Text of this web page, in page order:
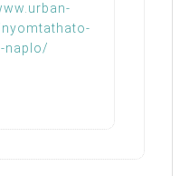
naplo/